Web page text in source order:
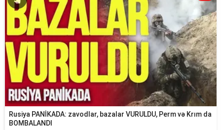
Rusiya PANİKADA: zavodlar, bazalar VURULDU, Perm və Krım da
BOMBALANDI